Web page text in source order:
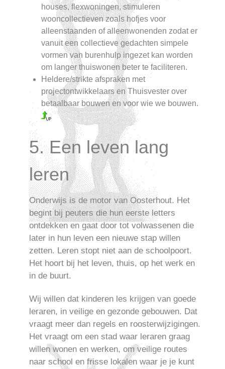
houses, flexwoningen, stimuleren
wooncollectieven zoals hofjes voor
alleenstaanden of alleenwonenden zodat er
vanuit een collectieve gedachten simpele
vormen van burenhulp ingezet kan worden
om langer thuiswonen beter te faciliteren.
Heldere/strikte afspraken met
projectontwikkelaars en Thuisvester over
betaalbaar bouwen en voor wie we bouwen.
5. Een leven lang
leren
Onderwijs is de motor van Oosterhout. Het
begint bij peuters die hun eerste letters
ontdekken en gaat door tot volwassenen die
later in hun leven een nieuwe stap willen
zetten. Leren stopt niet aan de schoolpoort.
Het hoort bij het leven, thuis, op het werk en
in de buurt.
Wij willen dat kinderen les krijgen van goede
leraren, in veilige en gezonde gebouwen. Dat
vraagt meer dan regels en roosterwijzigingen.
Het vraagt om een stad waar leraren graag
willen wonen en werken, om veilige routes
naar school en frisse lokalen waar je je kunt